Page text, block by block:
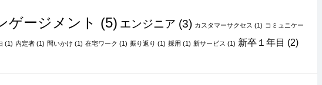
ゲージメント (5) エンジニア (3) カスタマーサクセス (1) コミュニケー
(1) 内定者(1) 問いかけ (1) 在宅ワーク (1) 振り返り (1) 採用 (1) 新サービス (1) 新卒１年目 (2)